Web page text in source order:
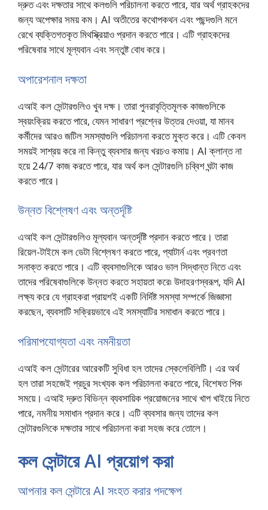
দ্রুত এবং দক্ষতার সাথে কলগুলি পরিচালনা করতে পারে, যার অর্থ গ্রাহকদের
জন্য অপেক্ষার সময় কম। AI অতীতের কথোপকথন এবং পছন্দগুলি মনে
রেখে ব্যক্তিগতকৃত মিথস্ক্রিয়াও প্রদান করতে পারে। এটি গ্রাহকদের
পরিষেবার সাথে মূল্যবান এবং সন্তুষ্ট বোধ করে।
অপারেশনাল দক্ষতা
এআই কল সেন্টারগুলিও খুব দক্ষ। তারা পুনরাবৃত্তিমূলক কাজগুলিকে
স্বয়ংক্রিয় করতে পারে, যেমন সাধারণ প্রশ্নের উত্তর দেওয়া, যা মানব
কর্মীদের আরও জটিল সমস্যাগুলি পরিচালনা করতে মুক্ত করে। এটি কেবল
সময়ই সাশ্রয় করে না কিন্তু ব্যবসার জন্য খরচও কমায়। AI ক্লান্ত না
হয়ে 24/7 কাজ করতে পারে, যার অর্থ কল সেন্টারগুলি চব্বিশ ঘন্টা কাজ
করতে পারে।
উন্নত বিশ্লেষণ এবং অন্তর্দৃষ্টি
এআই কল সেন্টারগুলিও মূল্যবান অন্তর্দৃষ্টি প্রদান করতে পারে। তারা
রিয়েল-টাইমে কল ডেটা বিশ্লেষণ করতে পারে, প্যাটার্ন এবং প্রবণতা
সনাক্ত করতে পারে। এটি ব্যবসাগুলিকে আরও ভাল সিদ্ধান্ত নিতে এবং
তাদের পরিষেবাগুলিকে উন্নত করতে সহায়তা করে৷ উদাহরণস্বরূপ, যদি AI
লক্ষ্য করে যে গ্রাহকরা প্রায়শই একটি নির্দিষ্ট সমস্যা সম্পর্কে জিজ্ঞাসা
করছেন, ব্যবসাটি সক্রিয়ভাবে এই সমস্যাটির সমাধান করতে পারে।
পরিমাপযোগ্যতা এবং নমনীয়তা
এআই কল সেন্টারের আরেকটি সুবিধা হল তাদের স্কেলেবিলিটি। এর অর্থ
হল তারা সহজেই প্রচুর সংখ্যক কল পরিচালনা করতে পারে, বিশেষত পিক
সময়ে। এআই দ্রুত বিভিন্ন ব্যবসায়িক প্রয়োজনের সাথে খাপ খাইয়ে নিতে
পারে, নমনীয় সমাধান প্রদান করে। এটি ব্যবসার জন্য তাদের কল
সেন্টারগুলিকে দক্ষতার সাথে পরিচালনা করা সহজ করে তোলে।
কল সেন্টারে AI প্রয়োগ করা
আপনার কল সেন্টারে AI সংহত করার পদক্ষেপ